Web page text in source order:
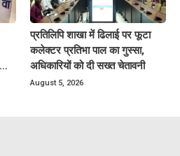
प्रतिलिपि शाखा में ढिलाई पर फूटा
कलेक्टर प्रतिभा पाल का गुस्सा,
अधिकारियों को दी सख्त चेतावनी
August 5, 2026